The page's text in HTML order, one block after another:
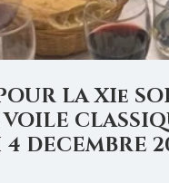
LA XIe
DECEMBRE